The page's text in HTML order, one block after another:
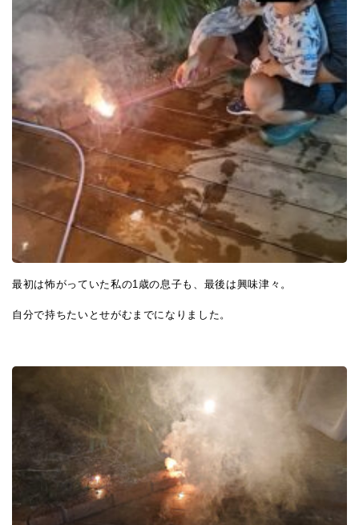
最初は怖がっていた私の1歳の息子も、最後は興味津々。
自分で持ちたいとせがむまでになりました。